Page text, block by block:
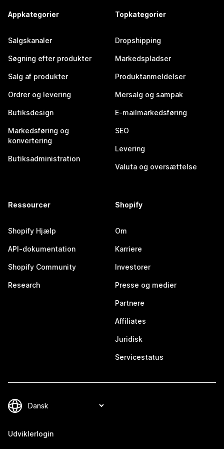
Appkategorier
Salgskanaler
Søgning efter produkter
Salg af produkter
Ordrer og levering
Butiksdesign
Markedsføring og
konvertering
Butiksadministration
Topkategorier
Dropshipping
Markedspladser
Produktanmeldelser
Mersalg og sampak
E-mailmarkedsføring
SEO
Levering
Valuta og oversættelse
Ressourcer
Shopify Hjælp
API-dokumentation
Shopify Community
Research
Shopify
Om
Karriere
Investorer
Presse og medier
Partnere
Affiliates
Juridisk
Servicestatus
Udviklerlogin